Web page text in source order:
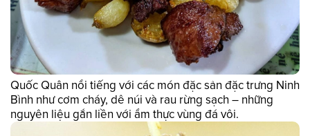
Quốc Quân nổi tiếng với các món đặc sản đặc trưng Ninh
Bình như cơm cháy, dê núi và rau rừng sạch – những
nguyên liệu gắn liền với ẩm thực vùng đá vôi.